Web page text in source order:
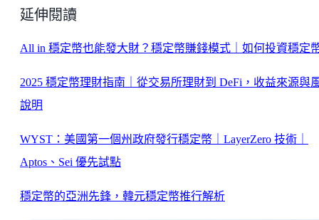
延伸閱讀
All in 穩定幣也能發大財？穩定幣賺錢模式｜如何投資穩定
2025 穩定幣理財指南｜從交易所理財到 DeFi，收益來源與
說明
WYST：美國第一個州政府發行穩定幣｜LayerZero 技術｜
Aptos、Sei 優先試點
穩定幣的亞洲先鋒，韓元穩定幣推行解析